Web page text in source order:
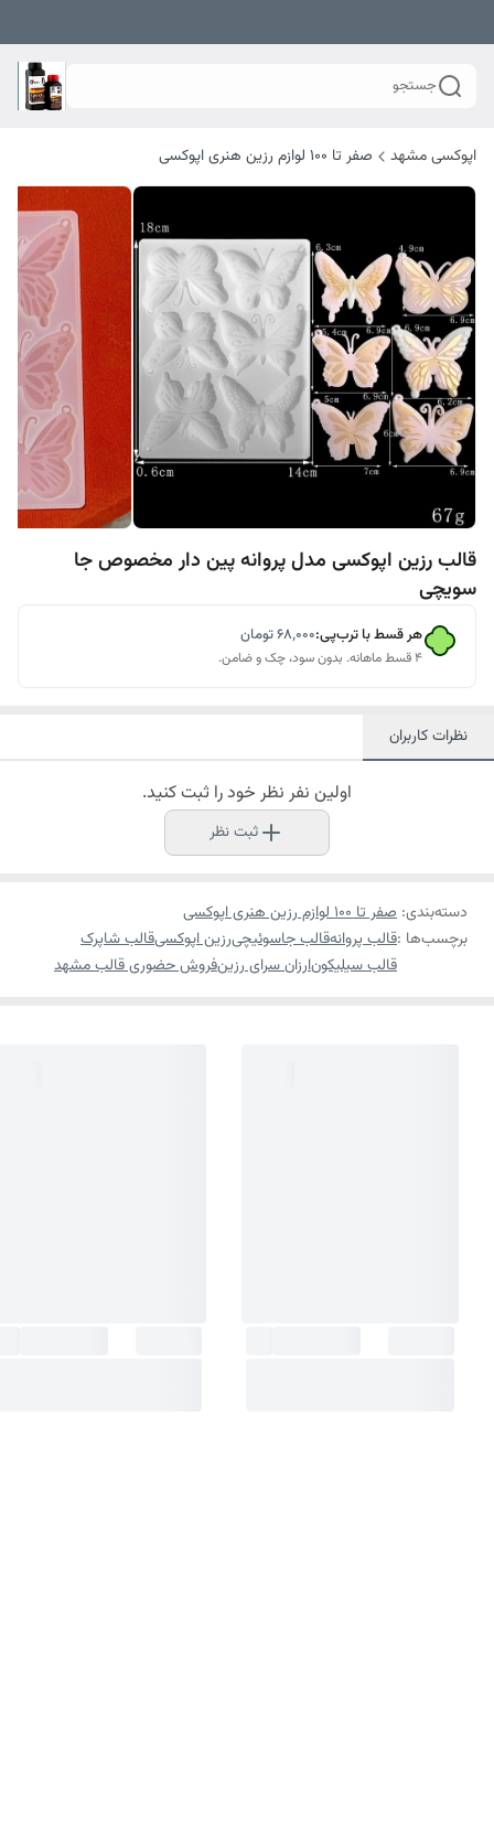
جستجو
اپوکسی مشهد صفر تا ۱۰۰ لوازم رزین هنری اپوکسی
قالب رزین اپوکسی مدل پروانه پین دار مخصوص جا
سویچی
هر قسط با ترب‌پی:۶۸٬۰۰۰تومان
۴ قسط ماهانه. بدون سود، چک و ضامن.
نظرات کاربران
اولین نفر نظر خود را ثبت کنید.
ثبت نظر
دسته‌بندی: صفر تا ۱۰۰ لوازم رزین هنری اپوکسی
برچسب‌ها :قالب پروانهقالب جاسوئیچیرزین اپوکسیقالب شاپرک
قالب سیلیکونارزان سرای رزینفروش حضوری قالب مشهد